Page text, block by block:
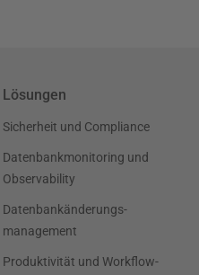
Lösungen
Sicherheit und Compliance
Datenbankmonitoring und
Observability
Datenbankänderungs-
management
Produktivität und Workflow-